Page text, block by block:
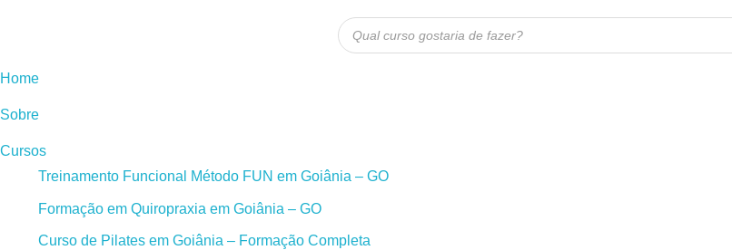
Pesquisar
produtos
Home
Sobre
Cursos
Treinamento Funcional Método FUN em Goiânia – GO
Formação em Quiropraxia em Goiânia – GO
Curso de Pilates em Goiânia – Formação Completa